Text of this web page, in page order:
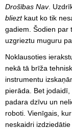
Drošības Nav.
blieztkaut ko tik
gadiem. Šodien par
uzgrieztu muguru
Noklausoties
nekā tā brīža
instrumentu
pierāda. Bet
padara dzīvu un
roboti. Vienīgais,
neskaidri